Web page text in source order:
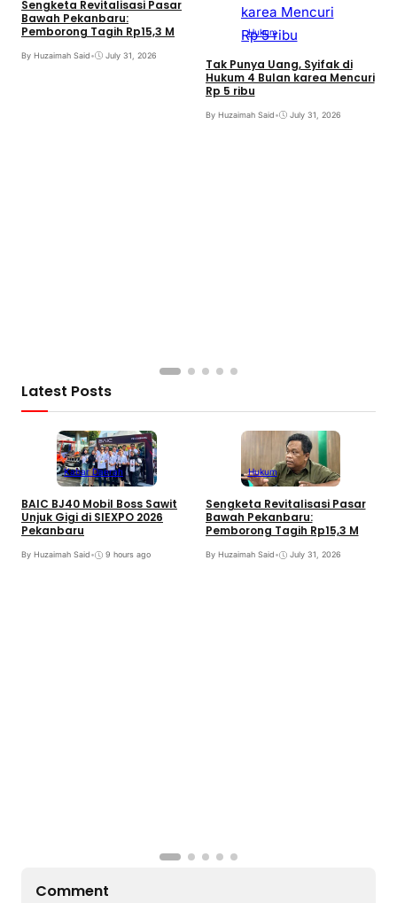
Sengketa Revitalisasi Pasar
Bawah Pekanbaru:
Pemborong Tagih Rp15,3 M
By Huzaimah Said• July 31, 2026
Hukum
Tak Punya Uang, Syifak di
Hukum 4 Bulan karea Mencuri
Rp 5 ribu
By Huzaimah Said• July 31, 2026
Latest Posts
Kabar Daerah
BAIC BJ40 Mobil Boss Sawit
Unjuk Gigi di SIEXPO 2026
Pekanbaru
By Huzaimah Said• 9 hours ago
Hukum
Sengketa Revitalisasi Pasar
Bawah Pekanbaru:
Pemborong Tagih Rp15,3 M
By Huzaimah Said• July 31, 2026
Comment